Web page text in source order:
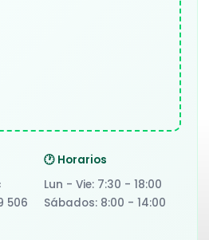
506
🕐 Horarios
Lun - Vie: 7:30 - 18:00
Sábados: 8:00 - 14:00